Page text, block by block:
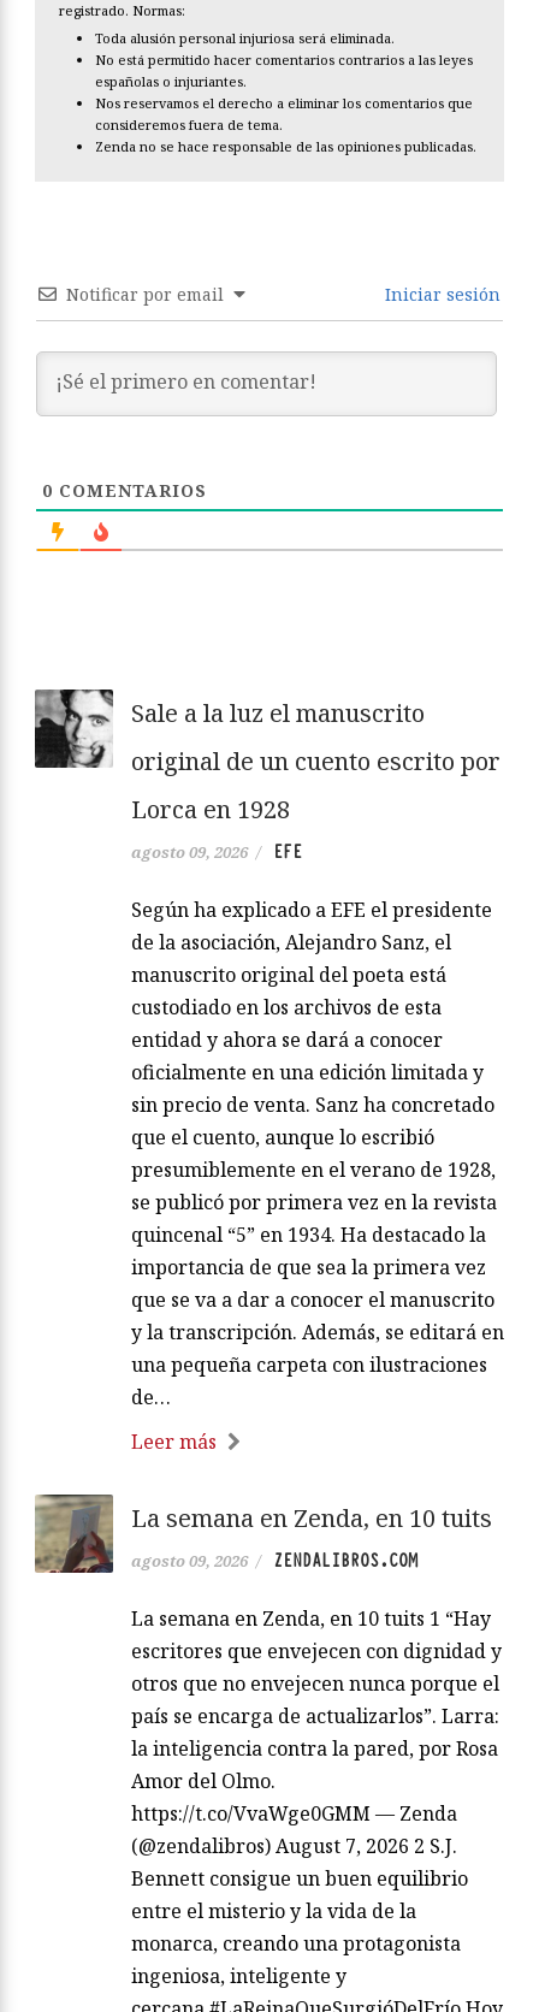
registrado. Normas:
Toda alusión personal injuriosa será eliminada.
No está permitido hacer comentarios contrarios a las leyes
españolas o injuriantes.
Nos reservamos el derecho a eliminar los comentarios que
consideremos fuera de tema.
Zenda no se hace responsable de las opiniones publicadas.
Notificar por email Iniciar sesión
0 COMENTARIOS
Sale a la luz el manuscrito
original de un cuento escrito por
Lorca en 1928
agosto 09, 2026 / EFE
Según ha explicado a EFE el presidente
de la asociación, Alejandro Sanz, el
manuscrito original del poeta está
custodiado en los archivos de esta
entidad y ahora se dará a conocer
oficialmente en una edición limitada y
sin precio de venta. Sanz ha concretado
que el cuento, aunque lo escribió
presumiblemente en el verano de 1928,
se publicó por primera vez en la revista
quincenal “5” en 1934. Ha destacado la
importancia de que sea la primera vez
que se va a dar a conocer el manuscrito
y la transcripción. Además, se editará en
una pequeña carpeta con ilustraciones
de…
Leer más
La semana en Zenda, en 10 tuits
agosto 09, 2026 / ZENDALIBROS.COM
La semana en Zenda, en 10 tuits 1 “Hay
escritores que envejecen con dignidad y
otros que no envejecen nunca porque el
país se encarga de actualizarlos”. Larra:
la inteligencia contra la pared, por Rosa
Amor del Olmo.
https://t.co/VvaWge0GMM — Zenda
(@zendalibros) August 7, 2026 2 S.J.
Bennett consigue un buen equilibrio
entre el misterio y la vida de la
monarca, creando una protagonista
ingeniosa, inteligente y